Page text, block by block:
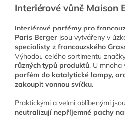
Interiérové vůně Maison
Interiérové parfémy pro
Paris Berger jsou vytvářeny v
specialisty z francouzského
Výhodou celého sortimentu
různých typů produktů. U mnoha
parfém do katalytické lampy,
zakoupit vonnou svíčku.
Praktickými a velmi oblíbenými
neutralizují nepříjemné pachy